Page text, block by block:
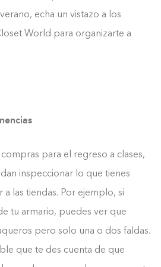
echa un vistazo a los
World para organizarte a
para el regreso a clases,
inspeccionar lo que tienes
a las tiendas. Por ejemplo, si
tu armario, puedes ver que
pero solo una o dos faldas.
que te des cuenta de que